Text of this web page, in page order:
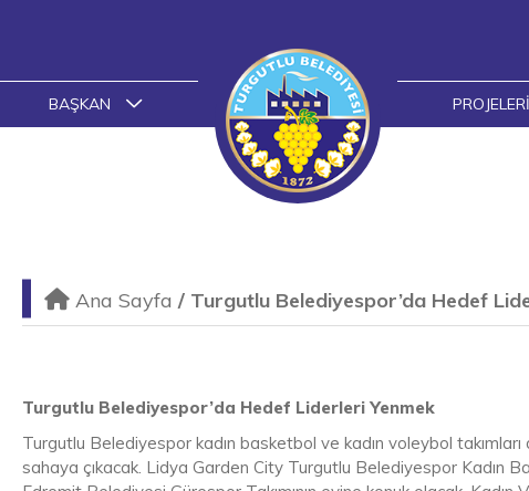
BAŞKAN
Ana Sayfa / Turgutlu Belediyespor’da Hedef
Turgutlu Belediyespor’da Hedef Liderleri Yenmek
Turgutlu Belediyespor kadın basketbol ve kadın voleybol
sahaya çıkacak. Lidya Garden City Turgutlu Belediyespor Kadın